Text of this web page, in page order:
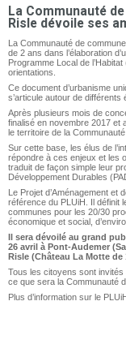
La Communauté
Risle dévoile ses
La Communauté de
de 2 ans dans l’élaboration
Programme Local de
orientations.
Ce document d’urbanisme
s’articule autour de différents
Après plusieurs mois de
finalisé en novembre 2017 et
le territoire de la
Sur cette base, les élus de
répondre à ces enjeux et les
traduit de façon simple leur
Développement Durables
Le Projet d’Aménagement et
référence du PLUiH. Il définit
communes pour les 20/30
économique et social,
Il sera dévoilé au grand
26 avril à Pont-Audemer
Risle (Château La Motte de
Tous les citoyens sont invités
ce que sera la Communauté
Plus d’information sur le